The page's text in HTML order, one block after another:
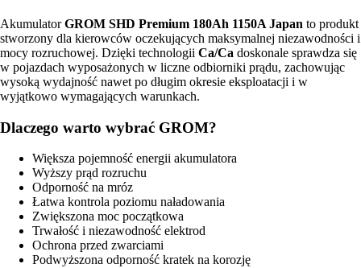
AkumulatorGROM SHD Premium 180Ah 1150A Japan to produkt
stworzony dla kierowców oczekujących maksymalnej niezawodności i
mocy rozruchowej. Dzięki technologii Ca/Ca doskonale sprawdza się
w pojazdach wyposażonych w liczne odbiorniki prądu, zachowując
wysoką wydajność nawet po długim okresie eksploatacji i w
wyjątkowo wymagających warunkach.
Dlaczego warto wybrać GROM?
Większa pojemność energii akumulatora
Wyższy prąd rozruchu
Odporność na mróz
Łatwa kontrola poziomu naładowania
Zwiększona moc początkowa
Trwałość i niezawodność elektrod
Ochrona przed zwarciami
Podwyższona odporność kratek na korozję